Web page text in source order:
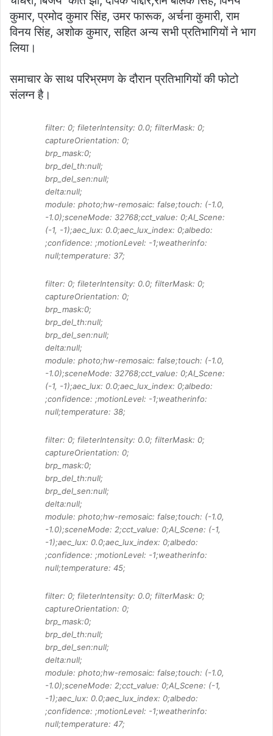
कुमार, प्रमोद कुमार सिंह, उमर फारूक, अर्चना कुमारी, राम
विनय सिंह, अशोक कुमार, सहित अन्य सभी प्रतिभागियों ने भाग
लिया।
समाचार के साथ परिभ्रमण के दौरान प्रतिभागियों की फोटो
संलग्न है।
filter: 0; fileterIntensity: 0.0; filterMask: 0;
captureOrientation: 0;
brp_mask:0;
brp_del_th:null;
brp_del_sen:null;
delta:null;
module: photo;hw-remosaic: false;touch: (-1.0,
-1.0);sceneMode: 32768;cct_value: 0;AI_Scene:
(-1, -1);aec_lux: 0.0;aec_lux_index: 0;albedo:
;confidence: ;motionLevel: -1;weatherinfo:
null;temperature: 37;
filter: 0; fileterIntensity: 0.0; filterMask: 0;
captureOrientation: 0;
brp_mask:0;
brp_del_th:null;
brp_del_sen:null;
delta:null;
module: photo;hw-remosaic: false;touch: (-1.0,
-1.0);sceneMode: 32768;cct_value: 0;AI_Scene:
(-1, -1);aec_lux: 0.0;aec_lux_index: 0;albedo:
;confidence: ;motionLevel: -1;weatherinfo:
null;temperature: 38;
filter: 0; fileterIntensity: 0.0; filterMask: 0;
captureOrientation: 0;
brp_mask:0;
brp_del_th:null;
brp_del_sen:null;
delta:null;
module: photo;hw-remosaic: false;touch: (-1.0,
-1.0);sceneMode: 2;cct_value: 0;AI_Scene: (-1,
-1);aec_lux: 0.0;aec_lux_index: 0;albedo:
;confidence: ;motionLevel: -1;weatherinfo:
null;temperature: 45;
filter: 0; fileterIntensity: 0.0; filterMask: 0;
captureOrientation: 0;
brp_mask:0;
brp_del_th:null;
brp_del_sen:null;
delta:null;
module: photo;hw-remosaic: false;touch: (-1.0,
-1.0);sceneMode: 2;cct_value: 0;AI_Scene: (-1,
-1);aec_lux: 0.0;aec_lux_index: 0;albedo:
;confidence: ;motionLevel: -1;weatherinfo:
null;temperature: 47;